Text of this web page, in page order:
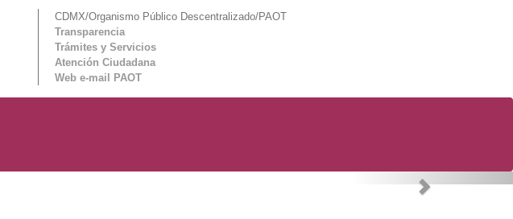
CDMX/Organismo Público Descentralizado/PAOT
Transparencia
Trámites y Servicios
Atención Ciudadana
Web e-mail PAOT
Next